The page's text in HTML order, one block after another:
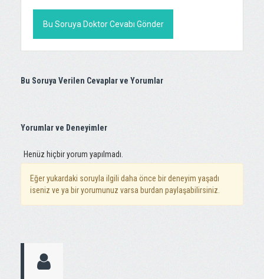
Bu Soruya Doktor Cevabı Gönder
Bu Soruya Verilen Cevaplar ve Yorumlar
Yorumlar ve Deneyimler
Henüz hiçbir yorum yapılmadı.
Eğer yukardaki soruyla ilgili daha önce bir deneyim yaşadı
iseniz ve ya bir yorumunuz varsa burdan paylaşabilirsiniz.